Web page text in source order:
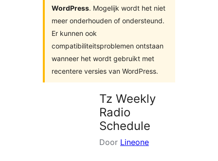
WordPress. Mogelijk wordt het niet
meer onderhouden of ondersteund.
Er kunnen ook
compatibiliteitsproblemen ontstaan
wanneer het wordt gebruikt met
recentere versies van WordPress.
Tz Weekly
Radio
Schedule
Door Lineone